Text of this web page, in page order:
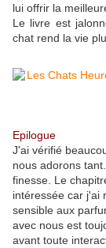
lui offrir la
Le livre est
chat rend la vie
Epilogue
J'ai vérifié
nous adorons
finesse. Le
intéressée car j'ai
sensible aux
avec nous est
avant toute